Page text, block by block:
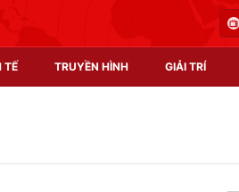
TẾ TRUYỀN HÌNH GIẢI TRÍ